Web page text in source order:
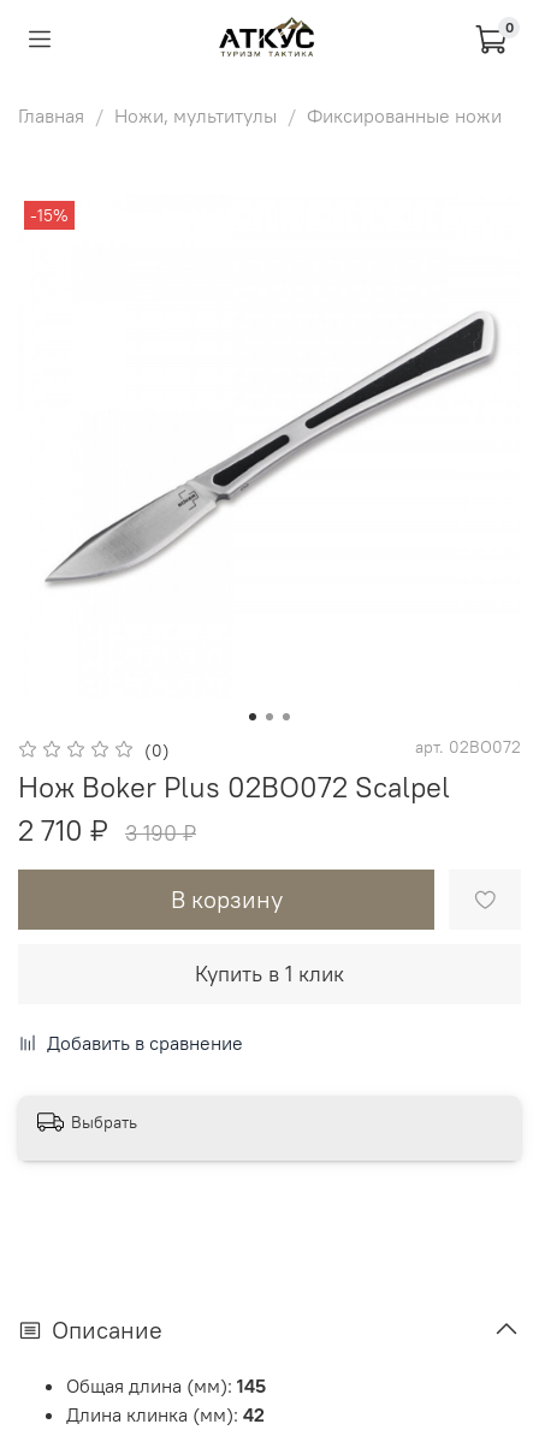
0
Главная Ножи, мультитулы Фиксированные ножи
-15%
(0) арт. 02BO072
Нож Boker Plus 02BO072 Scalpel
2 710 ₽
3 190 ₽
В корзину
Купить в 1 клик
Добавить в сравнение
Выбрать
Описание
Общая длина (мм): 145
Длина клинка (мм): 42